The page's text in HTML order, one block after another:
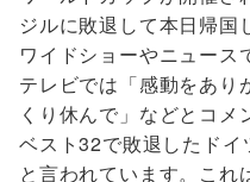
ジルに敗退して本日帰国
ワイドショーやニュース
テレビでは「感動をあり
くり休んで」などとコメ
ベスト32で敗退したド
と言われています。これ